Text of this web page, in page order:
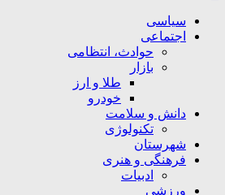
سیاسی
اجتماعی
حوادث، انتظامی
بازار
طلا و ارز
خودرو
دانش و سلامت
تکنولوژی
شهرستان
فرهنگی و هنری
ادبیات
ورزشی